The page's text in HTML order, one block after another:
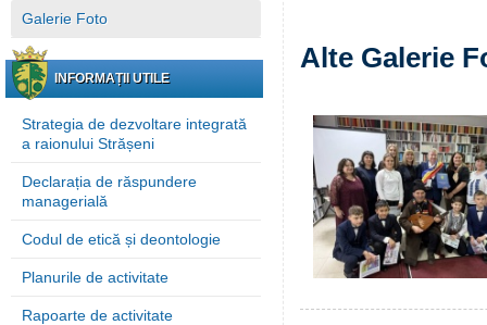
Galerie Foto
INFORMAȚII UTILE
Strategia de dezvoltare integrată
a raionului Strășeni
Declarația de răspundere
managerială
Codul de etică și deontologie
Planurile de activitate
Rapoarte de activitate
Alte Galerie